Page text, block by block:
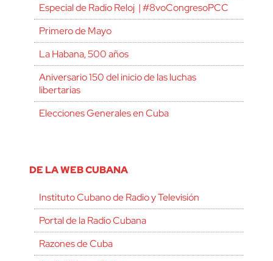
Especial de Radio Reloj | #8voCongresoPCC
Primero de Mayo
La Habana, 500 años
Aniversario 150 del inicio de las luchas
libertarias
Elecciones Generales en Cuba
DE LA WEB CUBANA
Instituto Cubano de Radio y Televisión
Portal de la Radio Cubana
Razones de Cuba